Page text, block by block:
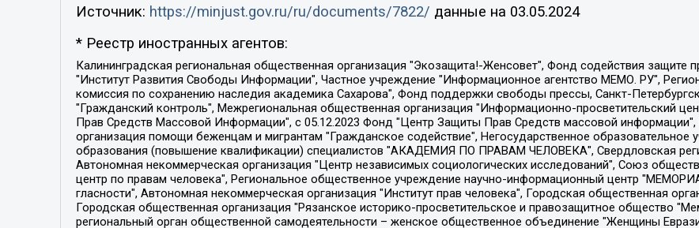
Источник: https://minjust.gov.ru/ru/documents/7822/ данные на 03.05.2024
* Реестр иностранных агентов:
Калининградская региональная общественная организация "Экозащита!-Женсовет", Фонд содействия защите прав и свобод граждан "Общественный вердикт", Фонд "Институт Развития Свободы Информации", Частное учреждение "Информационное агентство МЕМО. РУ", Региональная общественная организация "Общественная комиссия по сохранению наследия академика Сахарова", Фонд поддержки свободы прессы, Санкт-Петербургская общественная правозащитная организация "Гражданский контроль", Межрегиональная общественная организация "Информационно-просветительский центр "Мемориал", Региональный Фонд "Центр Защиты Прав Средств Массовой Информации", с 05.12.2023 Фонд "Центр Защиты Прав Средств массовой информации", Региональная общественная благотворительная организация помощи беженцам и мигрантам "Гражданское содействие", Негосударственное образовательное учреждение дополнительного профессионального образования (повышение квалификации) специалистов "АКАДЕМИЯ ПО ПРАВАМ ЧЕЛОВЕКА", Свердловская региональная общественная организация "Сутяжник", Автономная некоммерческая организация "Центр независимых социологических исследований", Союз общественных объединений "Российский исследовательский центр по правам человека", Региональное общественное учреждение научно-информационный центр "МЕМОРИАЛ", Некоммерческая организация "Фонд защиты гласности", Автономная некоммерческая организация "Институт прав человека", Городская общественная организация "Екатеринбургское общество "МЕМОРИАЛ", Городская общественная организация "Рязанское историко-просветительское и правозащитное общество "Мемориал" (Рязанский Мемориал), Челябинский региональный орган общественной самодеятельности – женское общественное объединение "Женщины Евразии", Челябинский региональный орган общественной самодеятельности "Уральская правозащитная группа", Фонд содействия защите здоровья и социальной справедливости имени Андрея Рылькова, Автономная Некоммерческая Организация "Аналитический Центр Юрия Левады", Автономная некоммерческая организация социальной поддержки населения "Проект Апрель", Региональная общественная организация помощи женщинам и детям, находящимся в кризисной ситуации "Информационно-методический центр "Анна", Фонд содействия развитию массовых коммуникаций и правовому просвещению "Так-так-Так", Фонд содействия устойчивому развитию "Серебряная тайга", Свердловский региональный общественный фонд социальных проектов "Новое время", "Idel.Реалии", Кавказ.Реалии, Крым.Реалии, Телеканал Настоящее Время, Татаро-башкирская служба Радио Свобода (Azatliq Radiosi), Радио Свободная Европа/Радио Свобода (PCE/PC), "Сибирь.Реалии", "Фактограф", Благотворительный фонд помощи осужденным и их семьям, Автономная некоммерческая организация "Институт глобализации и социальных движений", Фонд "В защиту прав заключенных", Частное учреждение "Центр поддержки и содействия развитию средств массовой информации", Пензенский региональный общественный благотворительный фонд "Гражданский союз", "Север.Реалии", Некоммерческая организация Фонд "Правовая инициатива", Общество с ограниченной ответственностью "Радио Свободная Европа/Радио Свобода", Чешское информационное агентство "MEDIUM-ORIENT", Красноярская региональная общественная организация "Мы против СПИДа", Камалягин Денис Николаевич, Маркелов Сергей Евгеньевич, Пономарев Лев Александрович, Савицкая Людмила Алексеевна, Автономная некоммерческая организация "Центр по работе с проблемой насилия "НАСИЛИЮ.НЕТ", Межрегиональный профессиональный союз работников здравоохранения "Альянс врачей", Юридическое лицо, зарегистрированное в Латвийской Республике, SIA "Medusa Project" (регистрационный номер 40103797863, дата регистрации 10.06.2014), Некоммерческая организация "Фонд по борьбе с коррупцией", Автономная некоммерческая организация "Институт права и публичной политики", Баданин Роман Сергеевич, Гликин Максим Александрович, Железнова Мария Михайловна, Лукьянова Юлия Сергеевна, Маетная Елизавета Витальевна, Маняхин Петр Борисович, Чуракова Ольга Владимировна, Ярош Юлия Петровна, Юридическое лицо "The Insider SIA", зарегистрированное в Риге, Латвийская Республика (дата регистрации 26.06.2015), являющееся администратором доменного имени интернет-издания "The Insider SIA", https://theins.ru, Постернак Алексей Евгеньевич, Рубин Михаил Аркадьевич, Анин Роман Александрович, Юридическое лицо Istories fonds, зарегистрированное в Латвийской Республике (регистрационный номер 50008295751, дата регистрации 24.02.2020), Великовский Дмитрий Александрович, Долинина Ирина Николаевна, Мароховская Алеся Алексеевна, Шлейнов Роман Юрьевич, Шмагун Олеся Валентиновна, Общество с ограниченной ответственностью "Альтаир 2021", Общество с ограниченной ответственностью "Вега 2021", Общество с ограниченной ответственностью "Главный редактор 2021", Общество с ограниченной ответственностью "Ромашки монолит", Важенков Артем Валерьевич, Ивановская областная общественная организация "Центр гендерных исследований", Гурман Юрий Альбертович, Медиапроект "ОВД-Инфо", Егоров Владимир Владимирович, Жилинский Владимир Александрович, Общество с ограниченной ответственностью "ЗП", Иванова София Юрьевна, Карезина Инна Павловна, Кильтау Екатерина Викторовна, Петров Алексей Викторович, Пискунов Сергей Евгеньевич, Смирнов Сергей Сергеевич, Тихонов Михаил Сергеевич, Общество с ограниченной ответственностью "ЖУРНАЛИСТ-ИНОСТРАННЫЙ АГЕНТ", Арапова Галина Юрьевна, Вольтская Татьяна Анатольевна, Американская компания "Mason G.E.S. Anonymous Foundation" (США), являющаяся владельцем интернет-издания https://mnews.world/, Компания "Stichting Bellingcat", зарегистрированная в Нидерландах (дата регистрации 11.07.2018), Захаров Андрей Вячеславович, Клепиковская Екатерина Дмитриевна, Общество с ограниченной ответственностью "МЕМО", Перл Роман Александрович, Симонов Евгений Алексеевич, Соловьева Елена Анатольевна, Сотников Даниил Владимирович, Сурначева Елизавета Дмитриевна, Автономная некоммерческая организация по защите прав человека и информированию населения "Якутия – Наше Мнение", Общество с ограниченной ответственностью "Москоу диджитал медиа", с 26.01.2023 Общество с ограниченной ответственностью "Чайка Белые сады", Ветошкина Валерия Валерьевна, Заговора Максим Александрович, Межрегиональное общественное движение "Российская ЛГБТ - сеть", Оленичев Максим Владимирович, Павлов Иван Юрьевич, Скворцова Елена Сергеевна, Общество с ограниченной ответственностью "Как бы инагент", Кочетков Игорь Викторович, Общество с ограниченной ответственностью "Честные выборы", Еланчик Олег Александрович, Общество с ограниченной ответственностью "Нобелевский призыв", Гималова Регина Эмилевна, Григорьев Андрей Валерьевич, Григорьева Алина Александровна, Ассоциация